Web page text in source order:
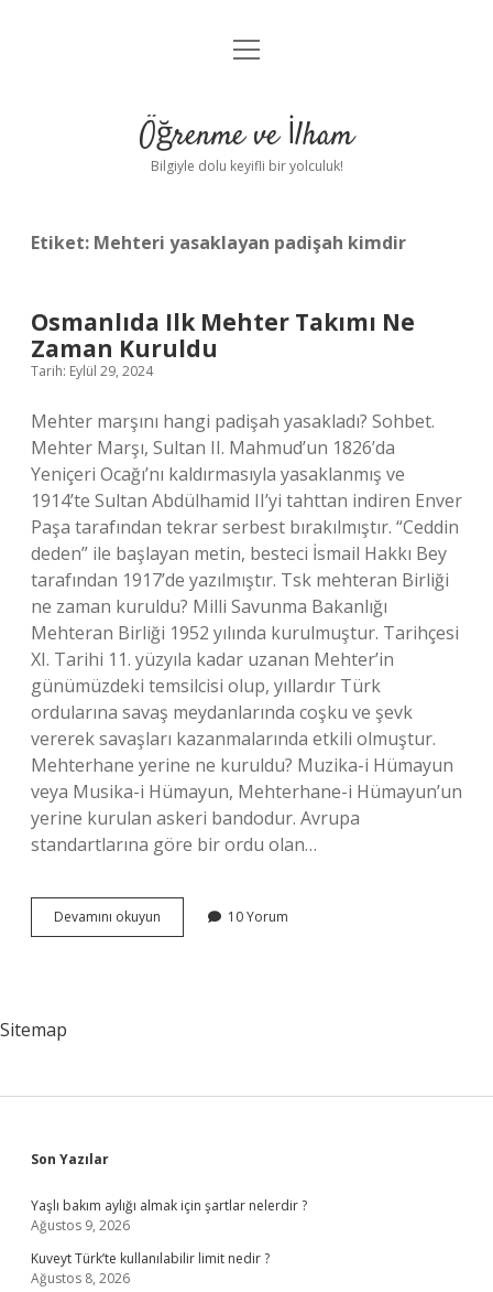
Anasayfa
Yasal Uyarı
menüyü
Öğrenme ve İlham
Bilgiyle dolu keyifli bir yolculuk!
Etiket: Mehteri yasaklayan padişah kimdir
Osmanlıda Ilk Mehter Takımı Ne
Zaman Kuruldu
Tarih: Eylül 29, 2024
Mehter marşını hangi padişah yasakladı? Sohbet.
Mehter Marşı, Sultan II. Mahmud’un 1826’da
Yeniçeri Ocağı’nı kaldırmasıyla yasaklanmış ve
1914’te Sultan Abdülhamid II’yi tahttan indiren Enver
Paşa tarafından tekrar serbest bırakılmıştır. “Ceddin
deden” ile başlayan metin, besteci İsmail Hakkı Bey
tarafından 1917’de yazılmıştır. Tsk mehteran Birliği
ne zaman kuruldu? Milli Savunma Bakanlığı
Mehteran Birliği 1952 yılında kurulmuştur. Tarihçesi
XI. Tarihi 11. yüzyıla kadar uzanan Mehter’in
günümüzdeki temsilcisi olup, yıllardır Türk
ordularına savaş meydanlarında coşku ve şevk
vererek savaşları kazanmalarında etkili olmuştur.
Mehterhane yerine ne kuruldu? Muzika-i Hümayun
veya Musika-i Hümayun, Mehterhane-i Hümayun’un
yerine kurulan askeri bandodur. Avrupa
standartlarına göre bir ordu olan…
Devamını okuyun Osmanlıda
Ilk
10 Yorum
Sitemap
Sidebar
Son Yazılar
Yaşlı bakım aylığı almak için şartlar nelerdir ?
Ağustos 9, 2026
Kuveyt Türk’te kullanılabilir limit nedir ?
Ağustos 8, 2026